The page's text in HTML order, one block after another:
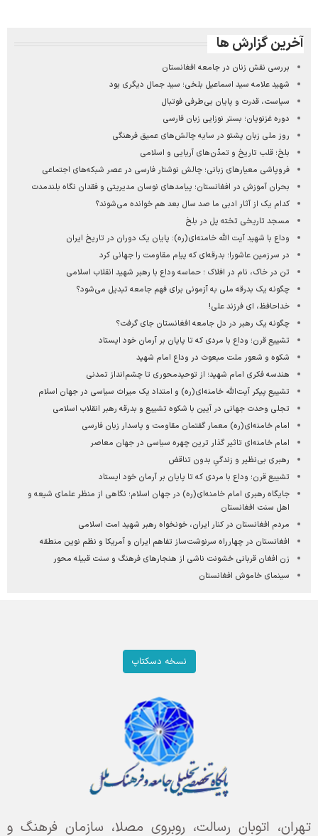
آخرین گزارش ها
بررسی نقش زنان در جامعه افغانستان
شهید علامه سید اسماعیل بلخی؛ سید جمال دیگری بود
سیاست، قدرت و پایان بی‌طرفی فوتبال
دوره غزنویان؛ بستر نوزایی زبان فارسی
روز ملی زبان پشتو در سایه چالش‌های عمیق فرهنگی
بلخ؛ قلب تاریخ و تمدّن‌های آریایی و اسلامی
فروپاشی معیارهای زبانی؛ چالش نوشتار فارسی در عصر شبکه‌های اجتماعی
بحران آموزش در افغانستان؛ پیامدهای نوسان مدیریتی و فقدان نگاه بلندمدت
کدام یک از آثار ادبی ما صد سال بعد هم خوانده می‌شوند؟
مسجد تاریخی تخته پل در بلخ
وداع با شهید آیت‌ الله خامنه‌ای(ره): پایان یک دوران در تاریخ ایران
در سرزمین عاشورا؛ بدرقه‌ای که پیام مقاومت را جهانی کرد
تن در خاک، نام در افلاک ؛ حماسه وداع با رهبر شهید انقلاب اسلامی
چگونه یک بدرقه ملی به آزمونی برای فهم جامعه تبدیل می‌شود؟
خداحافظ، ای فرزند علی!
چگونه یک رهبر در دل جامعه افغانستان جای گرفت؟
تشییع قرن؛ وداع با مردی که تا پایان بر آرمان خود ایستاد
شکوه و شعور ملت مبعوث در وداع امام شهید
هندسه فکری امام شهید؛ از توحیدمحوری تا چشم‌انداز تمدنی
تشییع پیکر آیت‌الله خامنه‌ای(ره) و امتداد یک میراث سیاسی در جهان اسلام
تجلی وحدت جهانی در آیین با شکوه تشییع و بدرقه رهبر انقلاب اسلامی
امام خامنه‌ای(ره) معمار گفتمان مقاومت و پاسدار زبان فارسی
امام خامنه‌ای تاثیر گذار ترین چهره سیاسی در جهان معاصر
رهبری بی‌نظیر و زندگیِ بدون تناقض
تشییع قرن؛ وداع با مردی که تا پایان بر آرمان خود ایستاد
جایگاه رهبری امام خامنه‌ای(ره) در جهان اسلام؛ نگاهی از منظر علمای شیعه و
اهل سنت افغانستان
مردم افغانستان در کنار ایران، خونخواه رهبر شهید امت اسلامی
افغانستان در چهارراه سرنوشت‌ساز تفاهم ایران و آمریکا و نظم نوین منطقه
زن افغان قربانی خشونت ناشی از هنجارهای فرهنگ و سنت قبیله محور
سینمای خاموش افغانستان
نسخه دسکتاپ
تهران، اتوبان رسالت، روبروی مصلا، سازمان فرهنگ و